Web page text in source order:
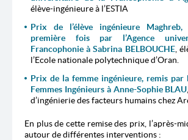
élève-ingénieure à l’ESTIA
Prix de l’élève ingénieure
première fois par l’Agence
Francophonie à Sabrina BELBOUCHE,
l’Ecole nationale polytechnique d’Oran.
Prix de la femme ingénieure, remis par
Femmes Ingénieurs à Anne-Sophie BLAU
d’ingénierie des facteurs humains chez
En plus de cette remise des prix, l’après-
autour de différentes interventions :